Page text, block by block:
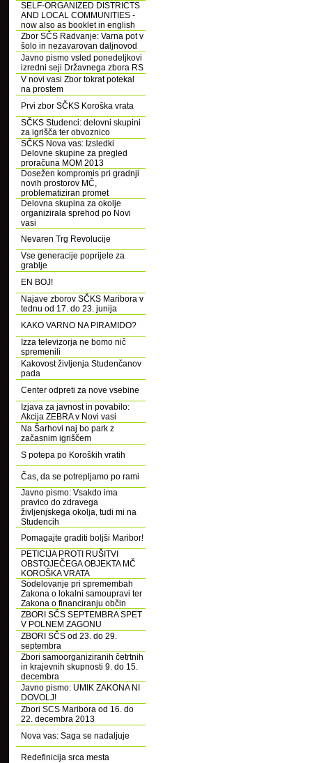
SELF-ORGANIZED DISTRICTS
AND LOCAL COMMUNITIES -
now also as booklet in english
Zbor SČS Radvanje: Varna pot v
šolo in nezavarovan daljnovod
Javno pismo vsled ponedeljkovi
izredni seji Državnega zbora RS
V novi vasi Zbor tokrat potekal
na prostem
Prvi zbor SČKS Koroška vrata
SČKS Studenci: delovni skupini
za igrišča ter obvoznico
SČKS Nova vas: Izsledki
Delovne skupine za pregled
proračuna MOM 2013
Dosežen kompromis pri gradnji
novih prostorov MČ,
problematiziran promet
Delovna skupina za okolje
organizirala sprehod po Novi
vasi
Nevaren Trg Revolucije
Vse generacije poprijele za
grablje
EN BOJ!
Najave zborov SČKS Maribora v
tednu od 17. do 23. junija
KAKO VARNO NA PIRAMIDO?
Izza televizorja ne bomo nič
spremenili
Kakovost življenja Studenčanov
pada
Center odpreti za nove vsebine
Izjava za javnost in povabilo:
Akcija ZEBRA v Novi vasi
Na Šarhovi naj bo park z
začasnim igriščem
S potepa po Koroških vratih
Čas, da se potrepljamo po rami
Javno pismo: Vsakdo ima
pravico do zdravega
življenjskega okolja, tudi mi na
Studencih
Pomagajte graditi boljši Maribor!
PETICIJA PROTI RUŠITVI
OBSTOJEČEGA OBJEKTA MČ
KOROŠKA VRATA
Sodelovanje pri spremembah
Zakona o lokalni samoupravi ter
Zakona o financiranju občin
ZBORI SČS SEPTEMBRA SPET
V POLNEM ZAGONU
ZBORI SČS od 23. do 29.
septembra
Zbori samoorganiziranih četrtnih
in krajevnih skupnosti 9. do 15.
decembra
Javno pismo: UMIK ZAKONA NI
DOVOLJ!
Zbori SCS Maribora od 16. do
22. decembra 2013
Nova vas: Saga se nadaljuje
Redefinicija srca mesta